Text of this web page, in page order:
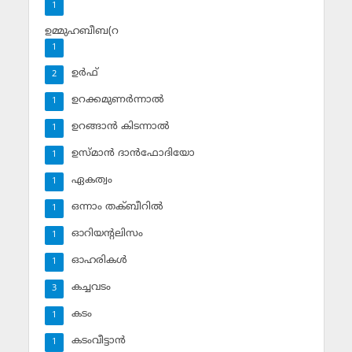
1
ഉമ്മുഹബീബ(റ
1
ഉര്‍ഫ്
2
ഉറക്കമുണര്‍ന്നാല്‍
1
ഉറങ്ങാന്‍ കിടന്നാല്‍
1
ഉസ്മാന്‍ ദാന്‍ഫോദിയോ
1
ഏകത്വം
1
ഒന്നാം തക്ബീറില്‍
1
ഓറിയന്റലിസം
1
ഓഹരികള്‍
1
കച്ചവടം
3
കടം
1
കടംവീട്ടാന്‍
1